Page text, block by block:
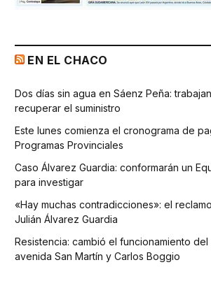
EN EL CHACO
Dos días sin agua en Sáenz Peña:
recuperar el suministro
Este lunes comienza el cronograma de
Programas Provinciales
Caso Álvarez Guardia: conformarán un
para investigar
«Hay muchas contradicciones»: el
Julián Álvarez Guardia
Resistencia: cambió el funcionamiento
avenida San Martín y Carlos Boggio